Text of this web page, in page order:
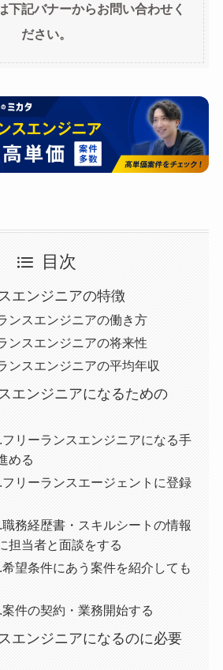
下記バナーからお問い合わせく
ださい。
目次
エンジニアの特徴
ンスエンジニアの働き方
ンスエンジニアの将来性
ンスエンジニアの平均年収
エンジニアになるための
リーランスエンジニアになる手
める
リーランスエージェントに登録
務経歴書・スキルシートの情報
担当者と面談をする
望条件にあう案件を紹介しても
件の契約・業務開始する
エンジニアになるのに必要